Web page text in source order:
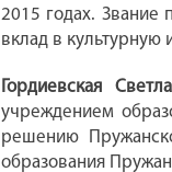
2015 годах. Звание
вклад в
Гордиевская
учреждением
решению
образования